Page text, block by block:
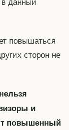
повышаться
сторон не
и
повышенный